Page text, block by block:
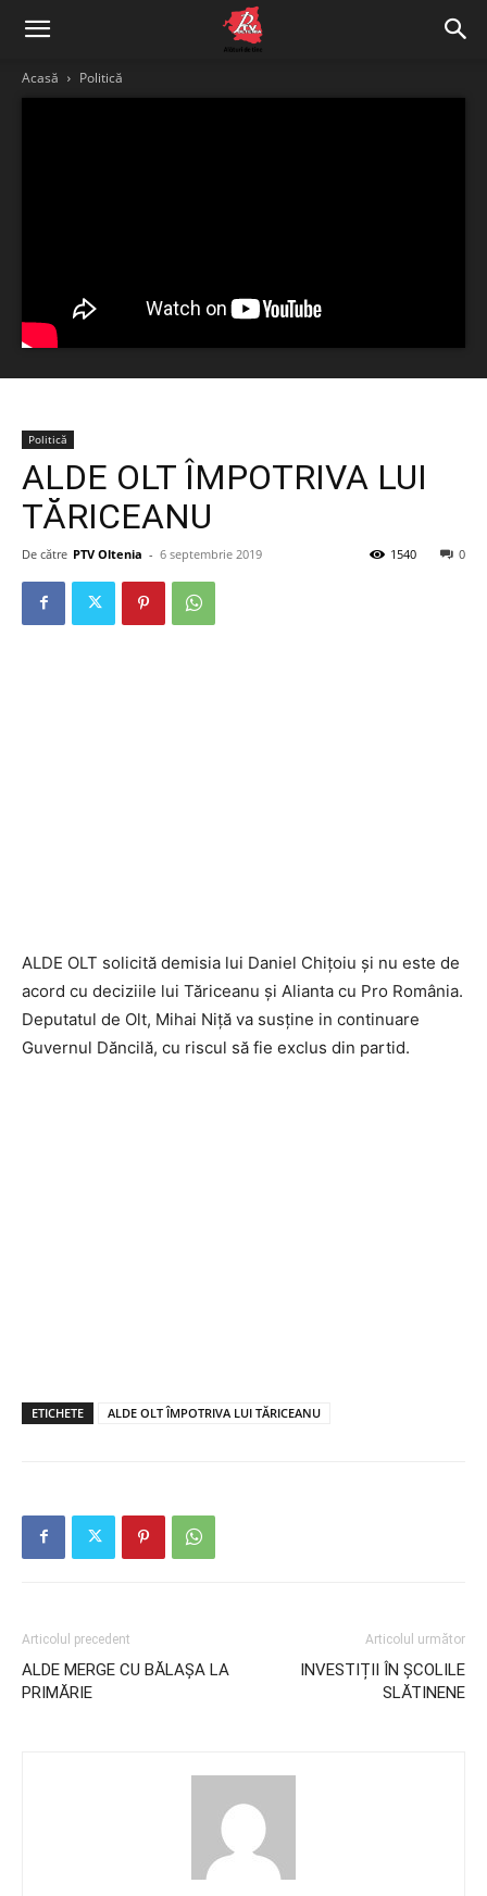
Acasă Politică
Politică
ALDE OLT ÎMPOTRIVA LUI
TĂRICEANU
De către PTV Oltenia - 6 septembrie 2019 0
1540
ALDE OLT solicită demisia lui Daniel Chițoiu și nu este de
acord cu deciziile lui Tăriceanu și Alianta cu Pro România.
Deputatul de Olt, Mihai Niță va susține in continuare
Guvernul Dăncilă, cu riscul să fie exclus din partid.
ETICHETE ALDE OLT ÎMPOTRIVA LUI TĂRICEANU
Articolul precedent
ALDE MERGE CU BĂLAȘA LA
PRIMĂRIE
Articolul următor
INVESTIȚII ÎN ȘCOLILE
SLĂTINENE